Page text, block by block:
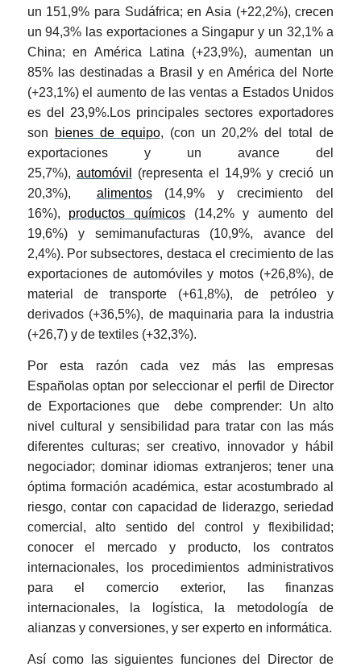
un 151,9% para Sudáfrica; en Asia (+22,2%), crecen
un 94,3% las exportaciones a Singapur y un 32,1% a
China; en América Latina (+23,9%), aumentan un
85% las destinadas a Brasil y en América del Norte
(+23,1%) el aumento de las ventas a Estados Unidos
es del 23,9%.Los principales sectores exportadores
son
bienes de equipo, (con un 20,2% del total de
exportaciones y un avance del
25,7%), automóvil
(representa el 14,9% y creció un
20,3%), alimentos(14,9% y crecimiento del
16%), productos químicos(14,2% y aumento del
19,6%) y semimanufacturas (10,9%, avance del
2,4%). Por subsectores, destaca el crecimiento de las
exportaciones de automóviles y motos (+26,8%), de
material de transporte (+61,8%), de petróleo y
derivados (+36,5%), de maquinaria para la industria
(+26,7) y de textiles (+32,3%).
Por esta razón cada vez más las empresas
Españolas optan por seleccionar el perfil de Director
de Exportaciones que
debe comprender: Un alto
nivel cultural y sensibilidad para tratar con las más
diferentes culturas; ser creativo, innovador y hábil
negociador; dominar idiomas extranjeros; tener una
óptima formación académica, estar acostumbrado al
riesgo, contar con capacidad de liderazgo, seriedad
comercial, alto sentido del control y flexibilidad;
conocer el mercado y producto, los contratos
internacionales, los procedimientos administrativos
para el comercio exterior, las finanzas
internacionales, la logística, la metodología de
alianzas y conversiones, y ser experto en informática.
Así como las siguientes funciones del Director de